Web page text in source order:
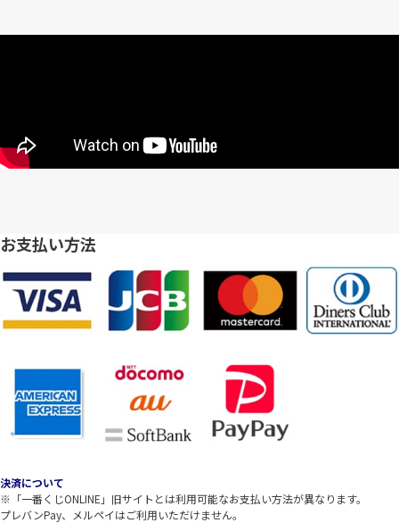
お支払い方法
決済について
※「一番くじONLINE」旧サイトとは利用可能なお支払い方法が異なります。
プレバンPay、メルペイはご利用いただけません。